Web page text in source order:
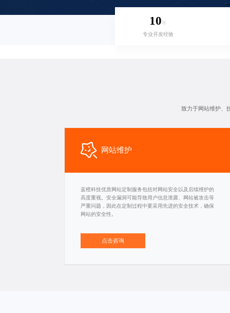
10年
专业开发经验
致力于网站维护、
网站维护
蓝橙科技优质网站定制服务包括对网站安全以及后续维护的
高度重视。安全漏洞可能导致用户信息泄露、网站被攻击等
严重问题，因此在定制过程中要采用先进的安全技术，确保
网站的安全性。
点击咨询